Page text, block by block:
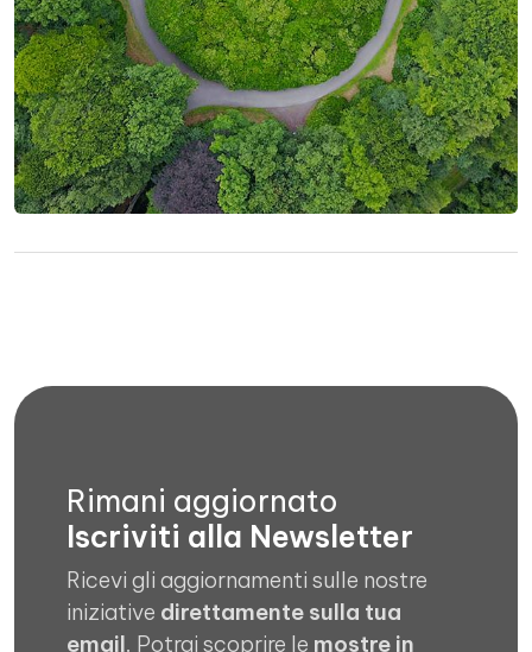
Rimani aggiornato
Iscriviti alla Newsletter
Ricevi gli aggiornamenti sulle nostre
iniziative direttamente sulla tua
email. Potrai scoprire le mostre in